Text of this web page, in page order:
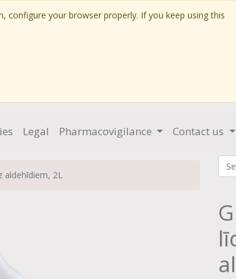
configure your browser properly. If you keep using this
Legal Pharmacovigilance Contact us
aldehīdiem, 2L